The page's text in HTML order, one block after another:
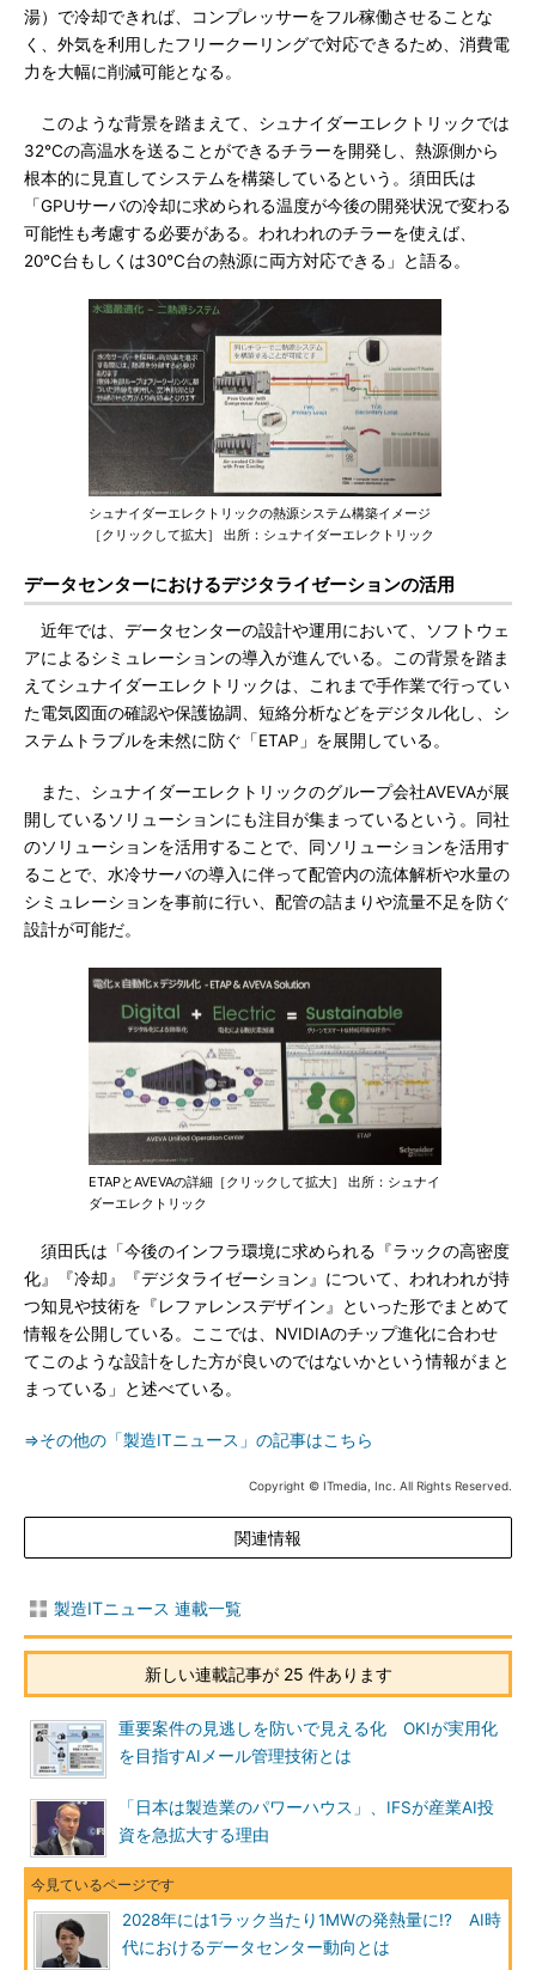
湯）で冷却できれば、コンプレッサーをフル稼働させることな
く、外気を利用したフリークーリングで対応できるため、消費電
力を大幅に削減可能となる。
このような背景を踏まえて、シュナイダーエレクトリックでは
32℃の高温水を送ることができるチラーを開発し、熱源側から
根本的に見直してシステムを構築しているという。須田氏は
「GPUサーバの冷却に求められる温度が今後の開発状況で変わる
可能性も考慮する必要がある。われわれのチラーを使えば、
20℃台もしくは30℃台の熱源に両方対応できる」と語る。
シュナイダーエレクトリックの熱源システム構築イメージ
［クリックして拡大］ 出所：シュナイダーエレクトリック
データセンターにおけるデジタライゼーションの活用
近年では、データセンターの設計や運用において、ソフトウェ
アによるシミュレーションの導入が進んでいる。この背景を踏ま
えてシュナイダーエレクトリックは、これまで手作業で行ってい
た電気図面の確認や保護協調、短絡分析などをデジタル化し、シ
ステムトラブルを未然に防ぐ「ETAP」を展開している。
また、シュナイダーエレクトリックのグループ会社AVEVAが展
開しているソリューションにも注目が集まっているという。同社
のソリューションを活用することで、同ソリューションを活用す
ることで、水冷サーバの導入に伴って配管内の流体解析や水量の
シミュレーションを事前に行い、配管の詰まりや流量不足を防ぐ
設計が可能だ。
ETAPとAVEVAの詳細［クリックして拡大］ 出所：シュナイ
ダーエレクトリック
須田氏は「今後のインフラ環境に求められる『ラックの高密度
化』『冷却』『デジタライゼーション』について、われわれが持
つ知見や技術を『レファレンスデザイン』といった形でまとめて
情報を公開している。ここでは、NVIDIAのチップ進化に合わせ
てこのような設計をした方が良いのではないかという情報がまと
まっている」と述べている。
⇒その他の「製造ITニュース」の記事はこちら
Copyright © ITmedia, Inc. All Rights Reserved.
関連情報
製造ITニュース 連載一覧
新しい連載記事が 25 件あります
重要案件の見逃しを防いで見える化 OKIが実用化
を目指すAIメール管理技術とは
「日本は製造業のパワーハウス」、IFSが産業AI投
資を急拡大する理由
2028年には1ラック当たり1MWの発熱量に!? AI時
代におけるデータセンター動向とは